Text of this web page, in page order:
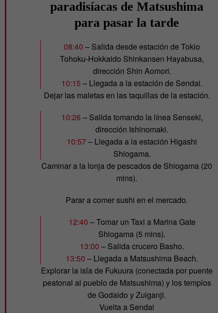
paradisíacas de Matsushima
para pasar la tarde
08:40 – Salida desde estación de Tokio
Tohoku-Hokkaido Shinkansen Hayabusa,
dirección Shin Aomori.
10:15 – Llegada a la estación de Sendai.
Dejar las maletas en las taquillas de la estación.
10:26 – Salida tomando la línea Senseki,
dirección Ishinomaki.
10:57– Llegada a la estación Higashi
Shiogama.
Caminar a la lonja de pescados de Shiogama (20
mins).
Parar a comer sushi en el mercado.
12:40 – Tomar un Taxi a Marina Gate
Shiogama (5 mins).
13:00 – Salida crucero Basho.
13:50 – Llegada a Matsushima Beach.
Explorar la isla de Fukuura (conectada por puente
peatonal al pueblo de Matsushima) y los templos
de Godaido y Zuiganji.
Vuelta a Sendai